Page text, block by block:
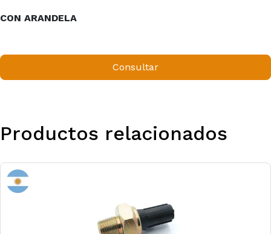
CON ARANDELA
Consultar
Productos relacionados